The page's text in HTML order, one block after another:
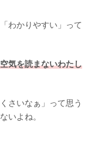
わかりやすい」って
気を読まないわたし
さいなぁ」って思う
いよね。